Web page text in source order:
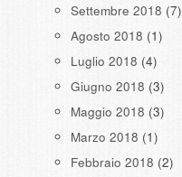
Settembre 2018 (7)
Agosto 2018 (1)
Luglio 2018 (4)
Giugno 2018 (3)
Maggio 2018 (3)
Marzo 2018 (1)
Febbraio 2018 (2)